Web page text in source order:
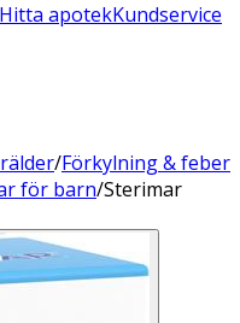
Hitta apotekKundservice
/Förkylning & feber
för barn/Sterimar